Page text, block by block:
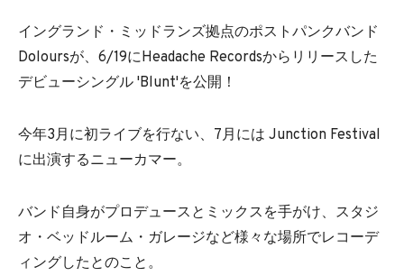
イングランド・ミッドランズ拠点のポストパンクバンド
Doloursが、6/19にHeadache Recordsからリリースした
デビューシングル 'Blunt'を公開！
今年3月に初ライブを行ない、7月には Junction Festival
に出演するニューカマー。
バンド自身がプロデュースとミックスを手がけ、スタジ
オ・ベッドルーム・ガレージなど様々な場所でレコーデ
ィングしたとのこと。